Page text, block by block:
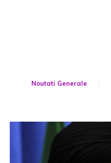
Noutati Generale